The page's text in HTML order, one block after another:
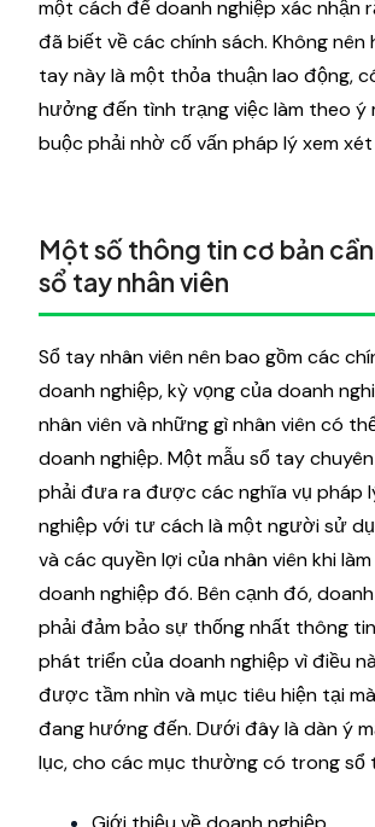
một cách để doanh nghiệp xác nhận
đã biết về các chính sách. Không nên
tay này là một thỏa thuận lao động,
hưởng đến tình trạng việc làm theo ý
buộc phải nhờ cố vấn pháp lý xem
Một số thông tin cơ bản
sổ tay nhân viên
Sổ tay nhân viên nên bao gồm các
doanh nghiệp, kỳ vọng của doanh
nhân viên và những gì nhân viên có
doanh nghiệp. Một mẫu sổ tay
phải đưa ra được các nghĩa vụ pháp
nghiệp với tư cách là một người sử
và các quyền lợi của nhân viên khi
doanh nghiệp đó. Bên cạnh đó,
phải đảm bảo sự thống nhất thông
phát triển của doanh nghiệp vì điều
được tầm nhìn và mục tiêu hiện tại
đang hướng đến. Dưới đây là dàn ý
lục, cho các mục thường có trong sổ